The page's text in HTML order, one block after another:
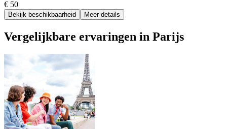
€ 50
Bekijk beschikbaarheid Meer details
Vergelijkbare ervaringen in Parijs